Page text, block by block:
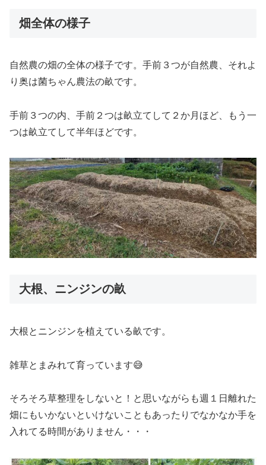
畑全体の様子
自然農の畑の全体の様子です。手前３つが自然農、それよ
り奥は菌ちゃん農法の畝です。
手前３つの内、手前２つは畝立てして２か月ほど、もう一
つは畝立てして半年ほどです。
大根、ニンジンの畝
大根とニンジンを植えている畝です。
雑草とまみれて育っています😅
そろそろ草整理をしないと！と思いながらも週１日離れた
畑にもいかないといけないこともあったりでなかなか手を
入れてる時間がありません・・・